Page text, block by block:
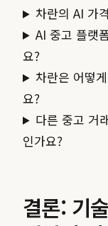
차란의 AI 가
AI 중고 플랫
요?
차란은 어떻
요?
다른 중고 거
인가요?
결론: 기